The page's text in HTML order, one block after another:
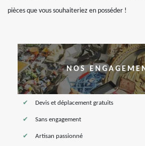
pièces que vous souhaiteriez en posséder !
NOS
Devis et déplacement gratuits
Sans engagement
Artisan passionné